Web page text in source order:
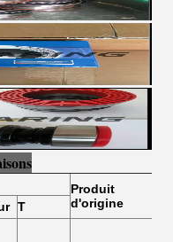
Produit
d'origine
T